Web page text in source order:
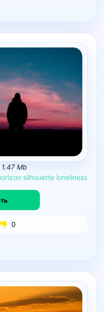
1.47 Mb
silhouette loneliness
0